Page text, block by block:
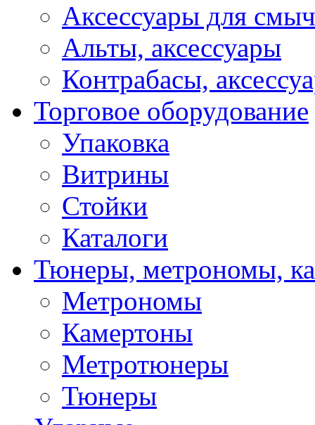
Аксессуары для
Альты, аксессуары
Контрабасы,
Торговое оборудование
Упаковка
Витрины
Стойки
Каталоги
Тюнеры, метрономы,
Метрономы
Камертоны
Метротюнеры
Тюнеры